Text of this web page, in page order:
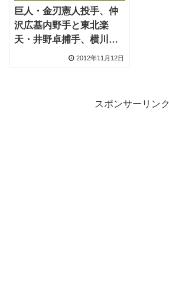
巨人・金刃憲人投手、仲
沢広基内野手と東北楽
天・井野卓捕手、横川史
学外野手のトレードを読
2012年11月12日
スポンサーリンク